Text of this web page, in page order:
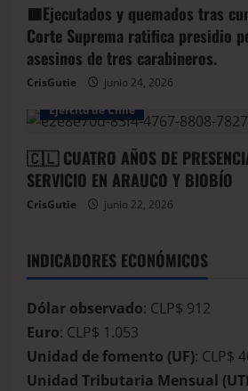
🟥Ejecutados y quemados tras
Corte Suprema ratifica presidio
asesinos de tres carabineros.
CrisGutie junio 24, 2026
Arauco Armada de Chile
Ejercito de Chile
🇨🇱 CUATRO AÑOS DE
SERVICIO EN ARAUCO Y BIOBÍO
CrisGutie junio 22, 2026
INDICADORES ECONÓMICOS
Dólar observado: CLP$ 912
Euro: CLP$ 1.053
Unidad de fomento (UF): CLP$
Unidad Tributaria Mensual